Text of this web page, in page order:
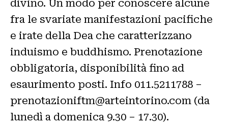
divino. Un modo per conoscere alcune
fra le svariate manifestazioni pacifiche
e irate della Dea che caratterizzano
induismo e buddhismo. Prenotazione
obbligatoria, disponibilità fino ad
esaurimento posti. Info 011.5211788 –
prenotazioniftm@arteintorino.com (da
lunedì a domenica 9.30 – 17.30).